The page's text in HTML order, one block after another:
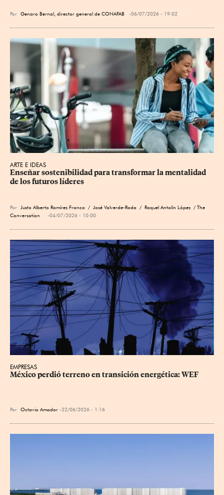
Por Genaro Bernal, director general de CONAFAB 06/07/2026 - 19:02
ARTE E IDEAS
Enseñar sostenibilidad para transformar la mentalidad
de los futuros líderes
Por Justo Alberto Ramírez Franco / José Valverde-Roda / Raquel Antolín López / The
Conversation
04/07/2026 - 10:00
EMPRESAS
México perdió terreno en transición energética: WEF
Por Octavio Amador 22/06/2026 - 1:16